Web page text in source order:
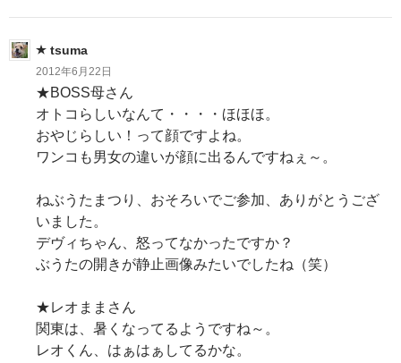
tsuma
2012年6月22日
★BOSS母さん
オトコらしいなんて・・・・ほほほ。
おやじらしい！って顔ですよね。
ワンコも男女の違いが顔に出るんですねぇ～。
ねぶうたまつり、おそろいでご参加、ありがとうござ
いました。
デヴィちゃん、怒ってなかったですか？
ぶうたの開きが静止画像みたいでしたね（笑）
★レオままさん
関東は、暑くなってるようですね～。
レオくん、はぁはぁしてるかな。